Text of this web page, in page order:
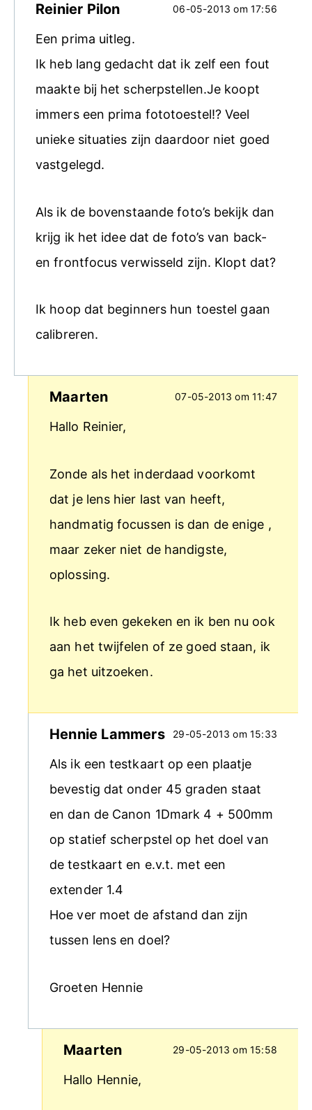
Reinier Pilon 06-05-2013 om 17:56
Een prima uitleg.
Ik heb lang gedacht dat ik zelf een fout
maakte bij het scherpstellen.Je koopt
immers een prima fototoestel!? Veel
unieke situaties zijn daardoor niet goed
vastgelegd.
Als ik de bovenstaande foto’s bekijk dan
krijg ik het idee dat de foto’s van back-
en frontfocus verwisseld zijn. Klopt dat?
Ik hoop dat beginners hun toestel gaan
calibreren.
Maarten 07-05-2013 om 11:47
Hallo Reinier,
Zonde als het inderdaad voorkomt
dat je lens hier last van heeft,
handmatig focussen is dan de enige ,
maar zeker niet de handigste,
oplossing.
Ik heb even gekeken en ik ben nu ook
aan het twijfelen of ze goed staan, ik
ga het uitzoeken.
Hennie Lammers 29-05-2013 om 15:33
Als ik een testkaart op een plaatje
bevestig dat onder 45 graden staat
en dan de Canon 1Dmark 4 + 500mm
op statief scherpstel op het doel van
de testkaart en e.v.t. met een
extender 1.4
Hoe ver moet de afstand dan zijn
tussen lens en doel?
Groeten Hennie
Maarten 29-05-2013 om 15:58
Hallo Hennie,